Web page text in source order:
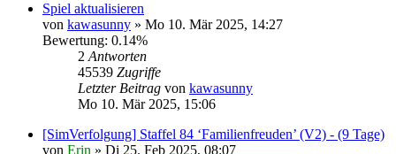
Spiel aktualisieren
von kawasunny » Mo 10. Mär 2025, 14:27
Bewertung: 0.14%
2 Antworten
45539 Zugriffe
Letzter Beitrag von kawasunny
Mo 10. Mär 2025, 15:06
[SimVerfolgung] Staffel 84 ‘Familienfreuden’ (V2) - (9 Tage)
von Erin » Di 25. Feb 2025, 08:07